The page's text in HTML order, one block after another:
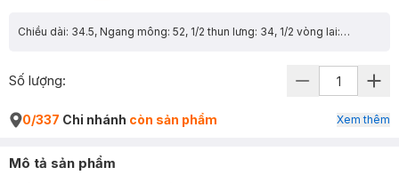
Chiều dài: 34.5, Ngang mông: 52, 1/2 thun lưng: 34, 1/2 vòng lai: 33.3
Số lượng:
0/337 Chi nhánh còn sản phẩm Xem thêm
Mô tả sản phẩm